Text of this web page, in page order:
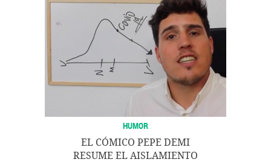
HUMOR
EL CÓMICO PEPE DEMI
RESUME EL AISLAMIENTO